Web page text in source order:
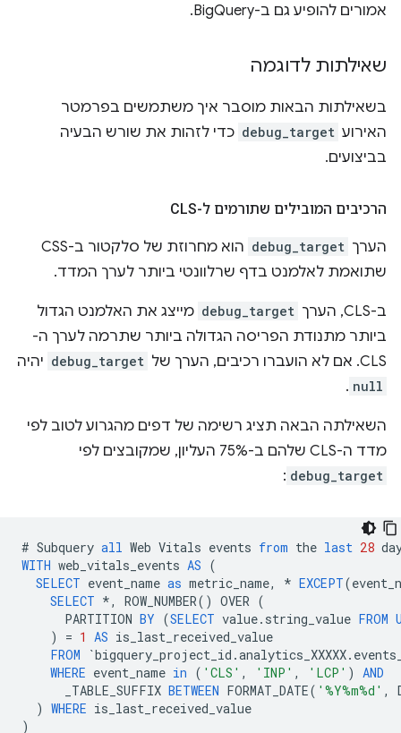
אמורים להופיע גם ב-BigQuery.
שאילתות לדוגמה
בשאילתות הבאות מוסבר איך משתמשים בפרמטר
האירוע debug_target כדי לזהות את שורש הבעיה
בביצועים.
הרכיבים המובילים שתורמים ל-CLS
הערך debug_target
הוא מחרוזת של סלקטור ב-CSS
שתואמת לאלמנט בדף שרלוונטי ביותר לערך המדד.
ב-CLS, הערך debug_target מייצג את האלמנט הגדול
ביותר מתנודת הפריסה הגדולה ביותר שתרמה לערך ה-
CLS. אם לא הועברו רכיבים, הערך של
debug_target יהיה
null
.
השאילתה הבאה תציג רשימה של דפים מהגרוע לטוב לפי
מדד ה-CLS שלהם ב-75% העליון, שמקובצים לפי
debug_target
:
# Subquery all Web Vitals events from the last 28
WITH web_vitals_events AS (
SELECT event_name as metric_name, * EXCEPT(
SELECT *, ROW_NUMBER() OVER (
PARTITION BY (SELECT value. string_value FROM
)
= 1 AS is_last_received_value
FROM
`bigquery_project_id .analytics_XXXXX.
WHERE event_name in ( 'CLS' , 'INP' , 'LCP' )
AND
_TABLE_SUFFIX BETWEEN FORMAT_DATE( '%Y%m%d' ,
) WHERE is_last_received_value
)